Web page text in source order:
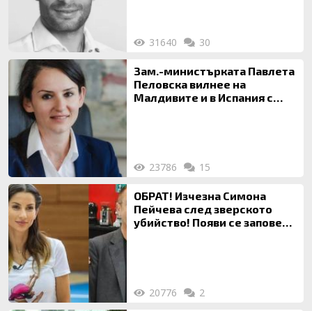
31640 30
Зам.-министърката Павлета
Пеловска вилнее на
Малдивите и в Испания с
23786 15
ОБРАТ! Изчезна Симона
Пейчева след зверското
убийство! Появи се заповед
20776 2